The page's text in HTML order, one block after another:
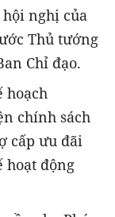
hội nghị của
Thủ tướng
Chỉ đạo.
hoạch
chính sách
cấp ưu đãi
hoạt động